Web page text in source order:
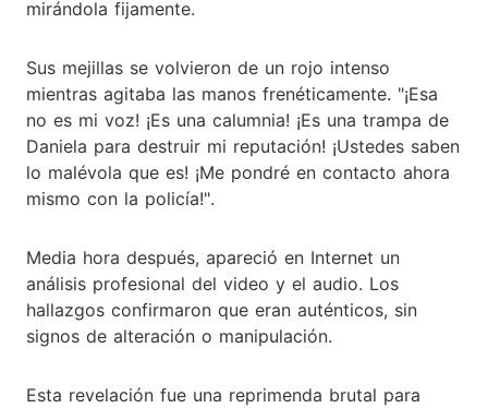
mirándola fijamente.
Sus mejillas se volvieron de un rojo intenso
mientras agitaba las manos frenéticamente. "¡Esa
no es mi voz! ¡Es una calumnia! ¡Es una trampa de
Daniela para destruir mi reputación! ¡Ustedes saben
lo malévola que es! ¡Me pondré en contacto ahora
mismo con la policía!".
Media hora después, apareció en Internet un
análisis profesional del video y el audio. Los
hallazgos confirmaron que eran auténticos, sin
signos de alteración o manipulación.
Esta revelación fue una reprimenda brutal para